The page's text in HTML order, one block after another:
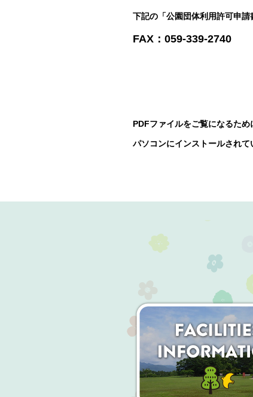
下記の「公園団体利用許可申
FAX：059-339-2740
PDFファイルをご覧になるた
パソコンにインストールされて